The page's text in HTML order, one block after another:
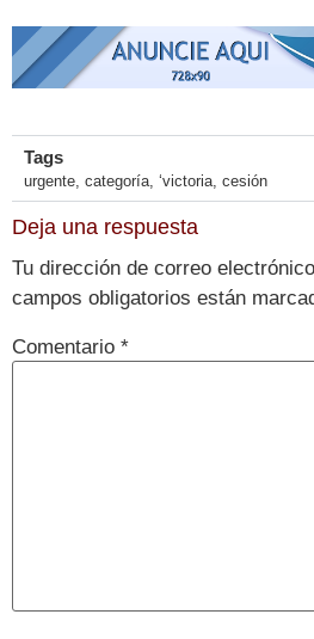
Tags
urgente categoría ‘victoria cesión
Deja una respuesta
Tu dirección de correo
campos obligatorios están
Comentario *